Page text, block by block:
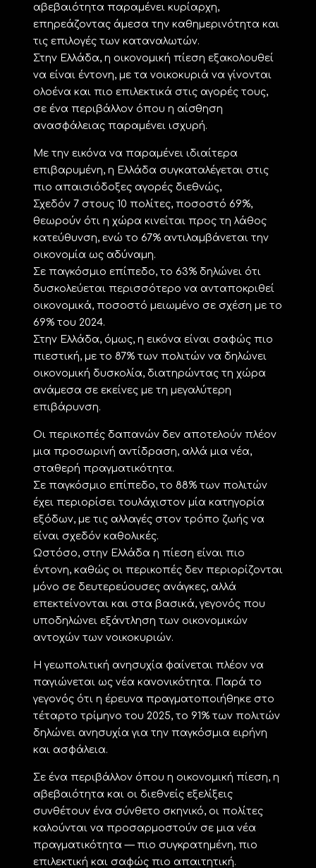
αβεβαιότητα παραμένει κυρίαρχη,
επηρεάζοντας άμεσα την καθημερινότητα και
τις επιλογές των καταναλωτών.
Στην Ελλάδα, η οικονομική πίεση εξακολουθεί
να είναι έντονη, με τα νοικοκυριά να γίνονται
ολοένα και πιο επιλεκτικά στις αγορές τους,
σε ένα περιβάλλον όπου η αίσθηση
ανασφάλειας παραμένει ισχυρή.
Με την εικόνα να παραμένει ιδιαίτερα
επιβαρυμένη, η Ελλάδα συγκαταλέγεται στις
πιο απαισιόδοξες αγορές διεθνώς,
Σχεδόν 7 στους 10 πολίτες, ποσοστό 69%,
θεωρούν ότι η χώρα κινείται προς τη λάθος
κατεύθυνση, ενώ το 67% αντιλαμβάνεται την
οικονομία ως αδύναμη.
Σε παγκόσμιο επίπεδο, το 63% δηλώνει ότι
δυσκολεύεται περισσότερο να ανταποκριθεί
οικονομικά, ποσοστό μειωμένο σε σχέση με το
69% του 2024.
Στην Ελλάδα, όμως, η εικόνα είναι σαφώς πιο
πιεστική, με το 87% των πολιτών να δηλώνει
οικονομική δυσκολία, διατηρώντας τη χώρα
ανάμεσα σε εκείνες με τη μεγαλύτερη
επιβάρυνση.
Οι περικοπές δαπανών δεν αποτελούν πλέον
μια προσωρινή αντίδραση, αλλά μια νέα,
σταθερή πραγματικότητα.
Σε παγκόσμιο επίπεδο, το 88% των πολιτών
έχει περιορίσει τουλάχιστον μία κατηγορία
εξόδων, με τις αλλαγές στον τρόπο ζωής να
είναι σχεδόν καθολικές.
Ωστόσο, στην Ελλάδα η πίεση είναι πιο
έντονη, καθώς οι περικοπές δεν περιορίζονται
μόνο σε δευτερεύουσες ανάγκες, αλλά
επεκτείνονται και στα βασικά, γεγονός που
υποδηλώνει εξάντληση των οικονομικών
αντοχών των νοικοκυριών.
Η γεωπολιτική ανησυχία φαίνεται πλέον να
παγιώνεται ως νέα κανονικότητα. Παρά το
γεγονός ότι η έρευνα πραγματοποιήθηκε στο
τέταρτο τρίμηνο του 2025, το 91% των πολιτών
δηλώνει ανησυχία για την παγκόσμια ειρήνη
και ασφάλεια.
Σε ένα περιβάλλον όπου η οικονομική πίεση, η
αβεβαιότητα και οι διεθνείς εξελίξεις
συνθέτουν ένα σύνθετο σκηνικό, οι πολίτες
καλούνται να προσαρμοστούν σε μια νέα
πραγματικότητα — πιο συγκρατημένη, πιο
επιλεκτική και σαφώς πιο απαιτητική.